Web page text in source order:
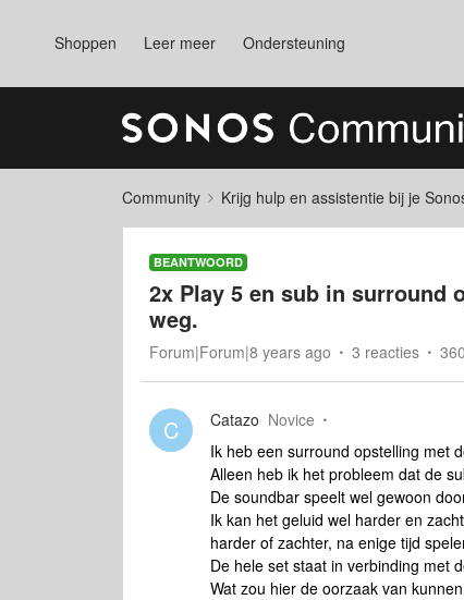
Shoppen Leer meer Ondersteuning
Community Krijg hulp en assistentie bij je
BEANTWOORD
2x Play 5 en sub in surround
weg.
Forum|Forum|8 years ago 3 reacties
C Catazo Novice
Ik heb een surround opstelling met
Alleen heb ik het probleem dat de
De soundbar speelt wel gewoon
Ik kan het geluid wel harder en
harder of zachter, na enige tijd
De hele set staat in verbinding met
Wat zou hier de oorzaak van